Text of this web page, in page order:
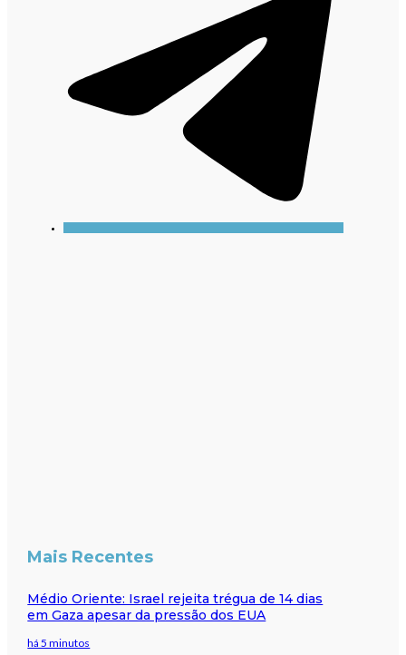
Mais Recentes
Médio Oriente: Israel rejeita trégua de 14 dias
em Gaza apesar da pressão dos EUA
há 5 minutos